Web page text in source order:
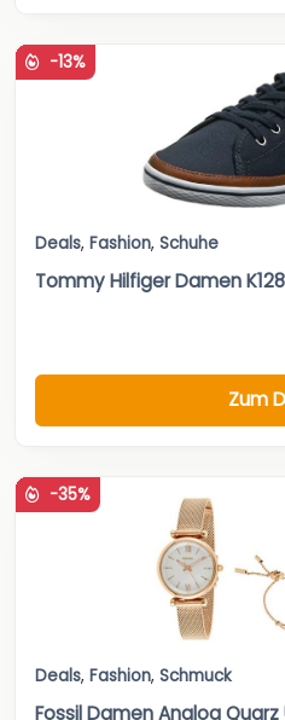
-13%
Deals, Fashion, Schuhe
Tommy Hilfiger Damen
Zum
-35%
Deals, Fashion, Schmuck
Fossil Damen Analog Quarz